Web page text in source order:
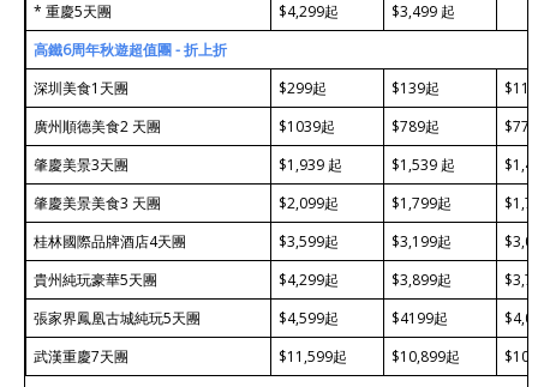
* 重慶5天團
$4,299起
$3,499 起
高鐵6周年秋遊超值團 - 折上折
深圳美食1天團
$299起 $139起
廣州順德美食2 天團
$1039起 $789起
肇慶美景3天團
$1,939 起 $1,539 起
肇慶美景美食3 天團
$2,099起 $1,799起
桂林國際品牌酒店4天團
$3,599起 $3,199起
貴州純玩豪華5天團
$4,299起 $3,899起
張家界鳳凰古城純玩5天團
$4,599起 $4199起
武漢重慶7天團
$11,599起 $10,899起